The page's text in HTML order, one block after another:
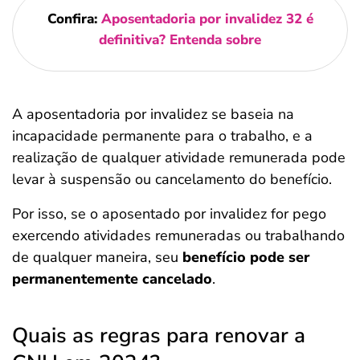
Confira: Aposentadoria por invalidez 32 é
definitiva? Entenda sobre
A aposentadoria por invalidez se baseia na
incapacidade permanente para o trabalho, e a
realização de qualquer atividade remunerada pode
levar à suspensão ou cancelamento do benefício.
Por isso, se o aposentado por invalidez for pego
exercendo atividades remuneradas ou trabalhando
de qualquer maneira, seu benefício pode ser
permanentemente cancelado.
Quais as regras para renovar a